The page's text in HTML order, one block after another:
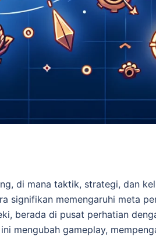
di mana taktik, strategi, dan
signifikan memengaruhi meta
berada di pusat perhatian
mengubah gameplay,